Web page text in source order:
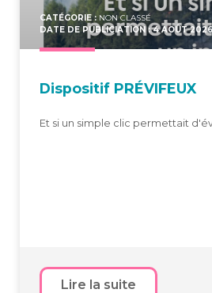
CATÉGORIE : NON CLASSÉ
DATE DE PUBLICIATION : 4 AOÛT 2026
Dis­po­si­tif PRÉVIFEUX
Et si un simple clic permettait
Lire la suite